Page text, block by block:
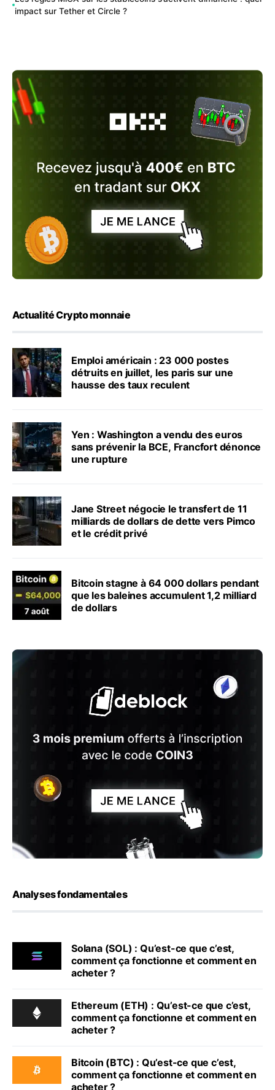
impact sur Tether et Circle ?
Actualité Crypto monnaie
Emploi américain : 23 000 postes
détruits en juillet, les paris sur une
hausse des taux reculent
Yen : Washington a vendu des euros
sans prévenir la BCE, Francfort dénonce
une rupture
Jane Street négocie le transfert de 11
milliards de dollars de dette vers Pimco
et le crédit privé
Bitcoin stagne à 64 000 dollars pendant
que les baleines accumulent 1,2 milliard
de dollars
Analyses fondamentales
Solana (SOL) : Qu’est-ce que c’est,
comment ça fonctionne et comment en
acheter ?
Ethereum (ETH) : Qu’est-ce que c’est,
comment ça fonctionne et comment en
acheter ?
Bitcoin (BTC) : Qu’est-ce que c’est,
comment ça fonctionne et comment en
acheter ?